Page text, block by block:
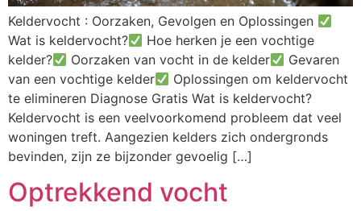
Keldervocht : Oorzaken, Gevolgen en Oplossingen
Wat is keldervocht?
Hoe herken je een vochtige
kelder?
Oorzaken van vocht in de kelder
Gevaren
van een vochtige kelder
Oplossingen om keldervocht
te elimineren Diagnose Gratis Wat is keldervocht?
Keldervocht is een veelvoorkomend probleem dat veel
woningen treft. Aangezien kelders zich ondergronds
bevinden, zijn ze bijzonder gevoelig […]
Optrekkend vocht